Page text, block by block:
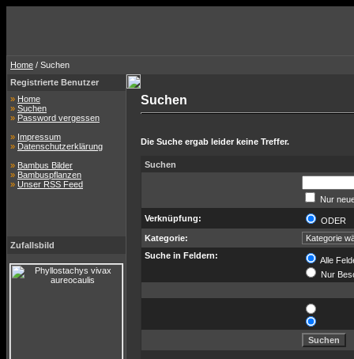
Home / Suchen
Registrierte Benutzer
» Home
» Suchen
» Password vergessen
» Impressum
» Datenschutzerklärung
» Bambus Bilder
» Bambuspflanzen
» Unser RSS Feed
Zufallsbild
Suchen
Die Suche ergab leider keine Treffer.
Suchen
Nur
Verknüpfung:
ODER
Kategorie:
Suche in Feldern:
Alle
Nur